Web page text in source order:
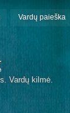
Vardų paieška
Vardų kilmė.